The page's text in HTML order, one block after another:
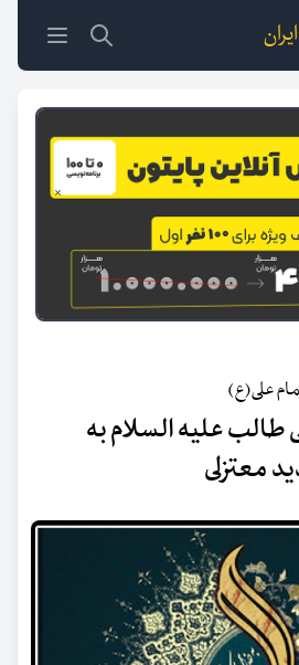
علی(ع)
طالب علیه السلام به
معتزلی